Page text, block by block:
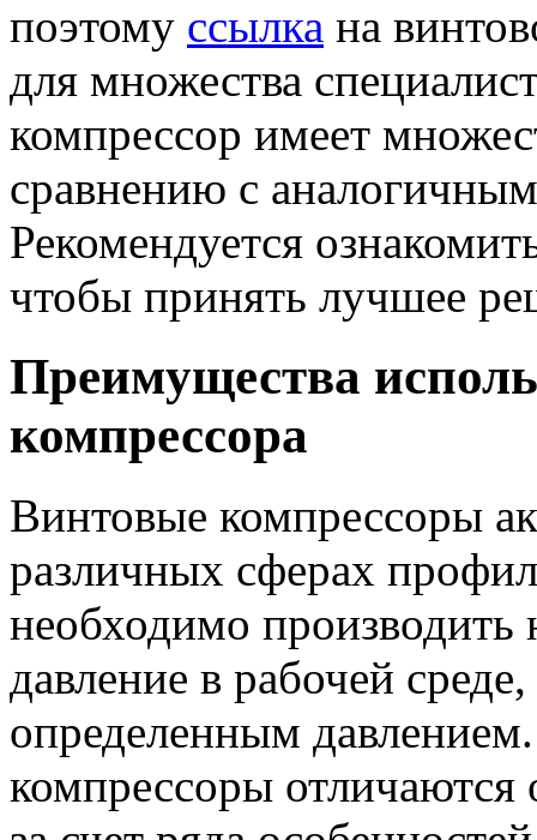
поэтому ссылка на
для множества
компрессор имеет
сравнению с
Рекомендуется
чтобы принять лучшее
Преимущества
компрессора
Винтовые компрессоры
различных сферах
необходимо производить
давление в рабочей
определенным
компрессоры отличаются